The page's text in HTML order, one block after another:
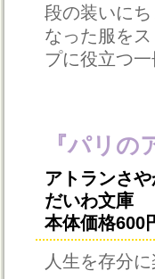
段の装いに
なった服を
プに役立つ一
『パリの
アトランさ
だいわ文庫
本体価格600
人生を存分